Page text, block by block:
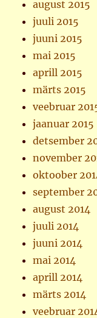
august 2015
juuli 2015
juuni 2015
mai 2015
aprill 2015
märts 2015
veebruar
jaanuar 2015
detsember
november
oktoober
september
august 2014
juuli 2014
juuni 2014
mai 2014
aprill 2014
märts 2014
veebruar